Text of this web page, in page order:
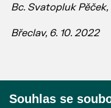
Bc. Svatopluk
Břeclav, 6. 10. 2022
Souhlas se